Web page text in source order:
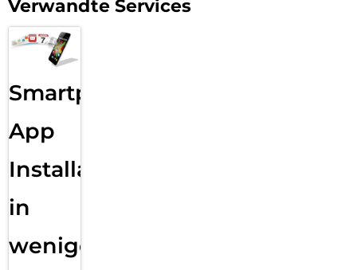
Verwandte Services
Smartphone
App
Installation
in
wenigen